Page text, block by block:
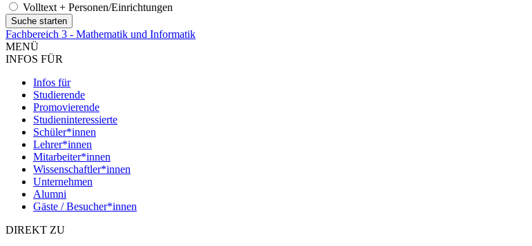
Volltext + Personen/Einrichtungen
Fachbereich 3 - Mathematik und Informatik
MENÜ
INFOS FÜR
Infos für
Studierende
Promovierende
Studieninteressierte
Schüler*innen
Lehrer*innen
Mitarbeiter*innen
Wissenschaftler*innen
Unternehmen
Alumni
Gäste / Besucher*innen
DIREKT ZU